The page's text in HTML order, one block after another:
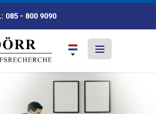
085 - 800 9090